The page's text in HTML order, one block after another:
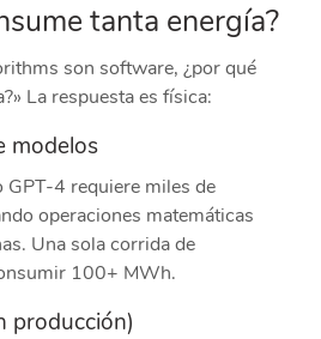
tanta energía?
son software, ¿por qué
La respuesta es física:
modelos
GPT-4 requiere miles de
operaciones matemáticas
Una sola corrida de
100+ MWh.
producción)